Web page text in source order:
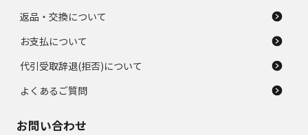
返品・交換について
お支払について
代引受取辞退(拒否)について
よくあるご質問
お問い合わせ